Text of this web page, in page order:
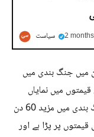
سیاست 2
ایران میں جنگ بندی میں
میں نمایاں
کمی ہوئی ہے ۔ امریکہ اور ایران کے درمیان جنگ بندی میں مزید 60 دن
پر پڑا ہے اور